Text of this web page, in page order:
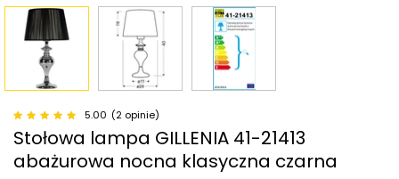
5.00 (2 opinie)
Stołowa lampa GILLENIA 41-21413
abażurowa nocna klasyczna czarna